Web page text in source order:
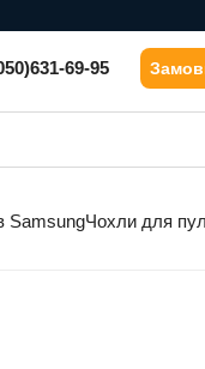
69-95
SamsungЧохли для